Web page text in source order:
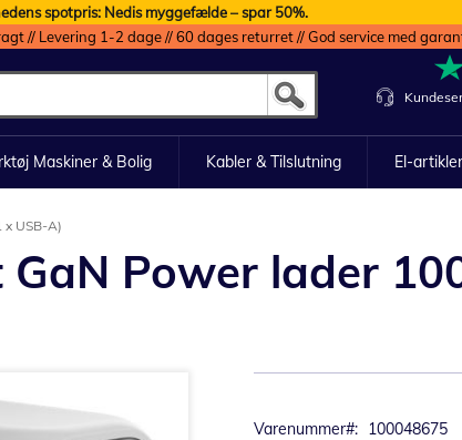
spotpris: Nedis myggefælde – spar 50%.
// Levering 1-2 dage // 60 dages returret // God service med
Maskiner & Bolig Kabler & Tilslutning El-artikler
x USB-A)
Power lader
Varenummer 100048675